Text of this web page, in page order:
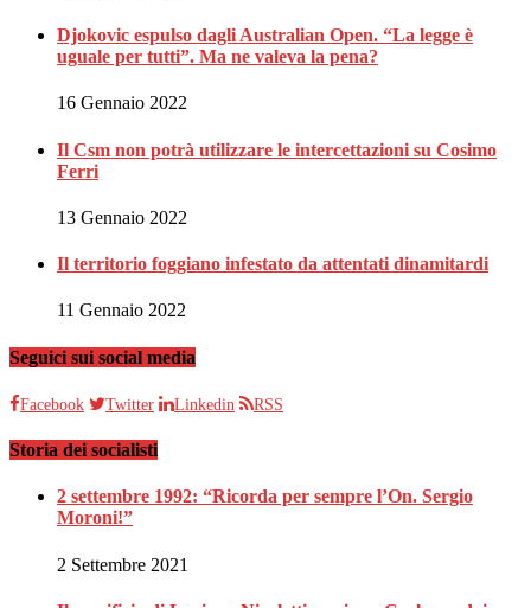
Djokovic espulso dagli Australian Open. “La legge è
uguale per tutti”. Ma ne valeva la pena?
16 Gennaio 2022
Il Csm non potrà utilizzare le intercettazioni su Cosimo
Ferri
13 Gennaio 2022
Il territorio foggiano infestato da attentati dinamitardi
11 Gennaio 2022
Seguici sui social media
Facebook Twitter Linkedin RSS
Storia dei socialisti
2 settembre 1992: “Ricorda per sempre l’On. Sergio
Moroni!”
2 Settembre 2021